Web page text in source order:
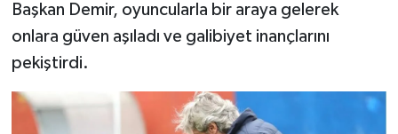
Başkan Demir, oyuncularla bir araya gelerek
onlara güven aşıladı ve galibiyet inançlarını
pekiştirdi.